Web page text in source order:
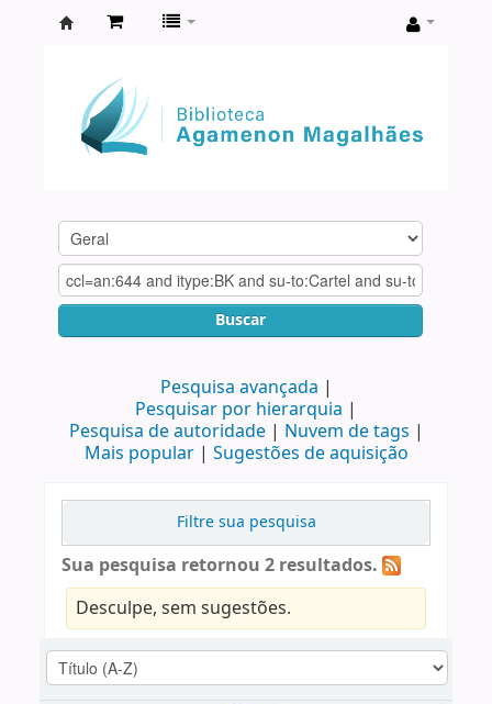
Agamenon
Magalhães
Buscar
Pesquisa avançada
Pesquisar por hierarquia
Pesquisa de autoridade
Nuvem de tags
Mais popular
Sugestões de aquisição
Filtre sua pesquisa
Sua pesquisa retornou 2 resultados.
Desculpe, sem sugestões.